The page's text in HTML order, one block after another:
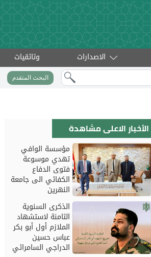
الاصدارات وثائقيات
البحث المتقدم
الأخبار الاعلى مشاهدة
مؤسسة الوافي
تهدي موسوعة
فتوى الدفاع
الكفائي الى جامعة
النهرين
الذكرى السنوية
الثامنة لاستشهاد
الملازم أول أبو بكر
عباس حسين
الدراجي السامرائي